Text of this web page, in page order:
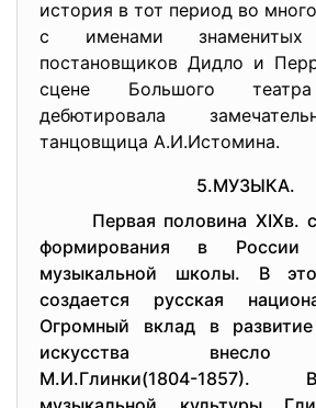
история в тот период во
с именами знаменитых
постановщиков Дидло и
сцене Большого
дебютировала
танцовщица А.И.Истомина.
5.МУЗЫКА.
Первая половина XIXв.
формирования в России
музыкальной школы. В
создается русская
Огромный вклад в развитие
искусства внесло
М.И.Глинки(1804-